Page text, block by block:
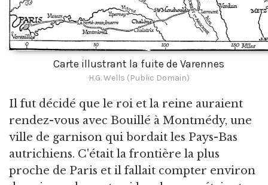
Carte illustrant la fuite de Varennes
H.G. Wells (Public Domain)
Il fut décidé que le roi et la reine auraient
rendez-vous avec Bouillé à Montmédy, une
ville de garnison qui bordait les Pays-Bas
autrichiens. C'était la frontière la plus
proche de Paris et il fallait compter environ